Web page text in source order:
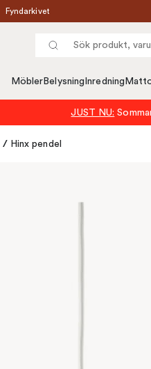
Fyndarkivet
Möbler Belysning Inredning
JUST NU:
/ Hinx pendel